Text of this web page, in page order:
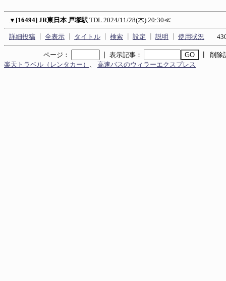
▼ [16494] JR東日本 戸塚駅 TDL 2024/11/28(木) 20:30≪
詳細投稿 全表示 タイトル 検索 設定 説明 使用状況
ページ： ｜ 表示記事：
┃ 削除
楽天トラベル（レンタカー）
高速バスのウィラーエクスプレス